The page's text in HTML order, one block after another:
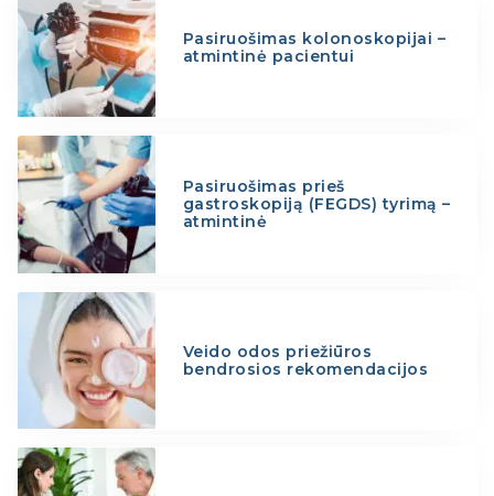
Pasiruošimas kolonoskopijai –
atmintinė pacientui
Pasiruošimas prieš
gastroskopiją (FEGDS) tyrimą –
atmintinė
Veido odos priežiūros
bendrosios rekomendacijos